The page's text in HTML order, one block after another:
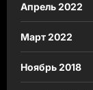
Апрель 2022
Март 2022
Ноябрь 2018